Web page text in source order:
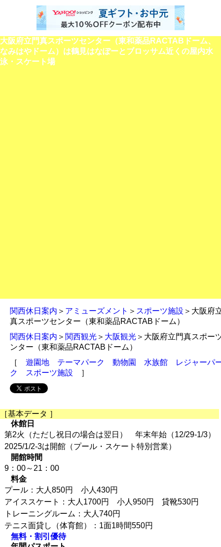
大阪府立門真スポーツセンター（東和薬品RACTABドーム、
なみはやドーム）は鶴見はなぽーとブロッサム近くの屋内水
泳・スケート場
関西休日案内 ＞ アミューズメント ＞ スポーツ施設 ＞大阪府
真スポーツセンター（東和薬品RACTABドーム）
関西休日案内 ＞ 関西観光 ＞ 大阪観光 ＞大阪府立門真スポー
ンター（東和薬品RACTABドーム）
［ 遊園地 テーマパーク 動物園 水族館
レジャーパ
ク
スポーツ施設 ］
［基本データ ］
休館日
第2火（ただし祝日の場合は翌日） 年末年始（12/29-1/3）
2025/1/2-3は開館（プール・スケート特別営業）
開館時間
9：00～21：00
料金
プール：大人850円 小人430円
アイススケート：大人1700円 小人950円 貸靴530円
トレーニングルーム：大人740円
テニス面貸し（体育館）：1面1時間550円
無料・割引優待